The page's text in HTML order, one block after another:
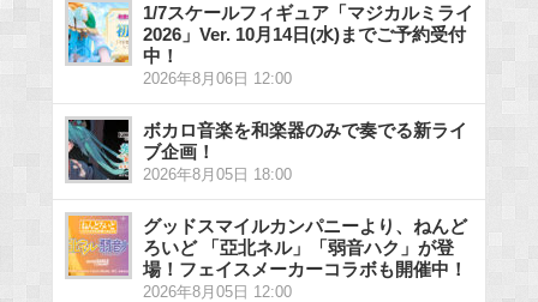
1/7スケールフィギュア「マジカルミライ
2026」Ver. 10月14日(水)までご予約受付
中！
2026年8月06日 12:00
ボカロ音楽を和楽器のみで奏でる新ライ
ブ企画！
2026年8月05日 18:00
グッドスマイルカンパニーより、ねんど
ろいど 「亞北ネル」「弱音ハク」が登
場！フェイスメーカーコラボも開催中！
2026年8月05日 12:00